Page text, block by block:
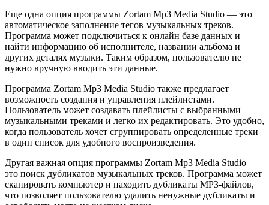
Еще одна опция программы Zortam Mp3 Media Studio — это
автоматическое заполнение тегов музыкальных треков.
Программа может подключиться к онлайн базе данных и
найти информацию об исполнителе, названии альбома и
других деталях музыки. Таким образом, пользователю не
нужно вручную вводить эти данные.
Программа Zortam Mp3 Media Studio также предлагает
возможность создания и управления плейлистами.
Пользователь может создавать плейлисты с выбранными
музыкальными треками и легко их редактировать. Это удобно,
когда пользователь хочет сгруппировать определенные треки
в один список для удобного воспроизведения.
Другая важная опция программы Zortam Mp3 Media Studio —
это поиск дубликатов музыкальных треков. Программа может
сканировать компьютер и находить дубликаты MP3-файлов,
что позволяет пользователю удалить ненужные дубликаты и